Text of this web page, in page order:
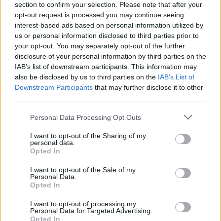
section to confirm your selection. Please note that after your
opt-out request is processed you may continue seeing
interest-based ads based on personal information utilized by
us or personal information disclosed to third parties prior to
your opt-out. You may separately opt-out of the further
disclosure of your personal information by third parties on the
IAB’s list of downstream participants. This information may
also be disclosed by us to third parties on the IAB’s List of
Downstream Participants that may further disclose it to other
Personal Data Processing Opt Outs
I want to opt-out of the Sharing of my
personal data.
Opted In
I want to opt-out of the Sale of my
Personal Data.
Opted In
I want to opt-out of processing my
Personal Data for Targeted Advertising.
Opted In
gyermekek otthongondozási díjában (GYOD), gyermekük otthoni
ápolása miatt ápolási díjban részesül, vagy rendvédelmi szerv
hivatásos állományú tagjaként távolléti díjban részesülő, vagy
hivatásos és szerződéses állományú katonaként szülési szabadságon,
vagy illetmény nélküli szabadságon tartózkodik): 5 pont
Általános orvos
Az osztatlan képzésre 2024-től nem változik az érettségi
követelmény, marad a jelenlegi szabály – azaz kell emelt szintű
vizsga, méghozzá kettő. A figyelembe vehető két érettségi tantárgy
biológia és kémia vagy fizika lehet, mind a kettő emelt szinten.
Ami az intézményi pontszámokat (korábban többletpontokat) illeti
jelentkezők felkészültségét, készségeit, általános műveltségét,
motivációját, a kiválasztott szak iránti érdeklődését mérik fel szóban.
Erre maximum 50 pont jár.
A középfokú nyelvvizsga angolból és németből 10 pontot, a
felsőfokú (C1) 30-at ér. A francia, olasz, spanyol, orosz, portugál,
latin nyelvvizsga középfokon 8-at, felsőfokon 20-at. Ezen felül
korábbi diploma pedig (eredménytől, szaktól és szinttől függően) 5-
30 vagy 50 pontot ér.